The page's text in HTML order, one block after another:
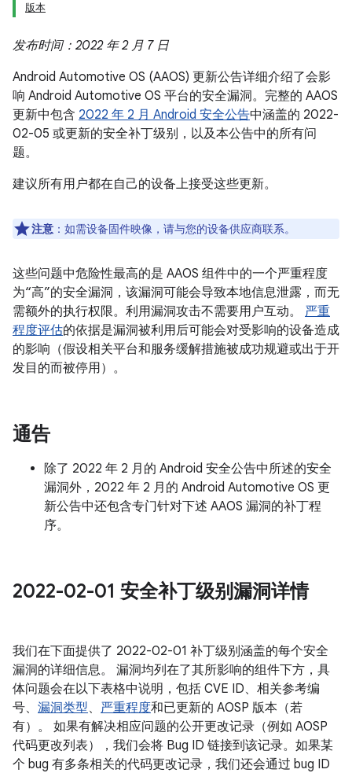
版本
发布时间：2022 年 2 月 7 日
Android Automotive OS (AAOS) 更新公告详细介绍了会影
响 Android Automotive OS 平台的安全漏洞。完整的 AAOS
更新中包含 2022 年 2 月 Android 安全公告中涵盖的 2022-
02-05 或更新的安全补丁级别，以及本公告中的所有问
题。
建议所有用户都在自己的设备上接受这些更新。
注意 ：如需设备固件映像，请与您的设备供应商联系。
这些问题中危险性最高的是 AAOS 组件中的一个严重程度
为“高”的安全漏洞，该漏洞可能会导致本地信息泄露，而无
需额外的执行权限。利用漏洞攻击不需要用户互动。 严重
程度评估的依据是漏洞被利用后可能会对受影响的设备造成
的影响（假设相关平台和服务缓解措施被成功规避或出于开
发目的而被停用）。
通告
除了 2022 年 2 月的 Android 安全公告中所述的安全
漏洞外，2022 年 2 月的 Android Automotive OS 更
新公告中还包含专门针对下述 AAOS 漏洞的补丁程
序。
2022-02-01 安全补丁级别漏洞详情
我们在下面提供了 2022-02-01 补丁级别涵盖的每个安全
漏洞的详细信息。 漏洞均列在了其所影响的组件下方，具
体问题会在以下表格中说明，包括 CVE ID、相关参考编
号、 漏洞类型、 严重程度和已更新的 AOSP 版本（若
有）。 如果有解决相应问题的公开更改记录（例如 AOSP
代码更改列表），我们会将 Bug ID 链接到该记录。如果某
个 bug 有多条相关的代码更改记录，我们还会通过 bug ID